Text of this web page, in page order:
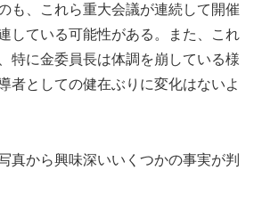
も、これら重大会議が連続して開催
している可能性がある。また、これ
特に金委員長は体調を崩している様
者としての健在ぶりに変化はないよ
真から興味深いいくつかの事実が判